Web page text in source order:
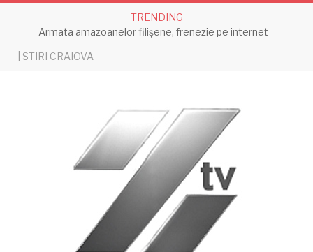
TRENDING
Armata amazoanelor filișene, frenezie pe internet
| STIRI CRAIOVA